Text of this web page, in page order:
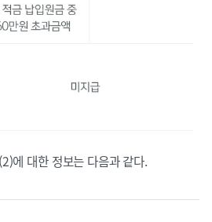
에 대한 정보는 다음과 같다.